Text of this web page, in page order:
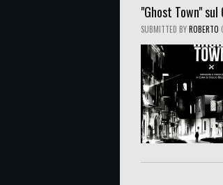
"Ghost Town"
SUBMITTED BYROBERTO